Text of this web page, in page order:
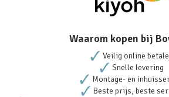
Waarom kopen bij
Veilig online
Snelle levering
Montage- en
Beste prijs, beste